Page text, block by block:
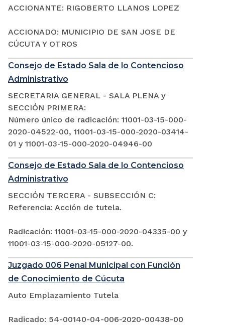
ACCIONANTE: RIGOBERTO LLANOS LOPEZ
ACCIONADO: MUNICIPIO DE SAN JOSE DE
CÚCUTA Y OTROS
Consejo de Estado Sala de lo Contencioso
Administrativo
SECRETARIA GENERAL - SALA PLENA y
SECCIÓN PRIMERA:
Número único de radicación: 11001-03-15-000-
2020-04522-00, 11001-03-15-000-2020-03414-
01 y 11001-03-15-000-2020-04946-00
Consejo de Estado Sala de lo Contencioso
Administrativo
SECCIÓN TERCERA - SUBSECCIÓN C:
Referencia: Acción de tutela.
Radicación: 11001-03-15-000-2020-04335-00 y
11001-03-15-000-2020-05127-00.
Juzgado 006 Penal Municipal con Función
de Conocimiento de Cúcuta
Auto Emplazamiento Tutela
Radicado: 54-00140-04-006-2020-00438-00